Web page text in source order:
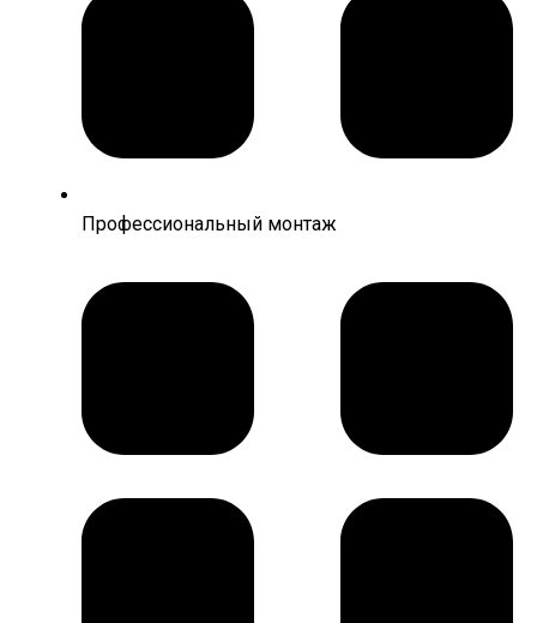
Профессиональный монтаж